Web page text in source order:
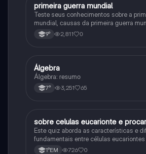
História
primeira guerra mundial
Teste seus conhecimentos sobre a
mundial, causas da primeira guerra
consequências da Primeira Guerra
primeira guerra mundial
9° 2,811 0
Matematica
Álgebra
Álgebra: resumo
7° 3,251 65
Biologia
sobre celulas eucarionte e
Este quiz aborda as características e
fundamentais entre células eucariontes
procariontes.
1°EM 726 0